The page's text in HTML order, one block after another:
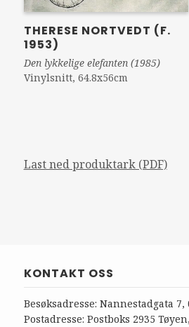
THERESE NORTVEDT (F.
1953)
Den lykkelige elefanten (1985)
Vinylsnitt, 64.8x56cm
Last ned produktark (PDF)
KONTAKT OSS
Besøksadresse: Nannestadgata 7,
Postadresse: Postboks 2935